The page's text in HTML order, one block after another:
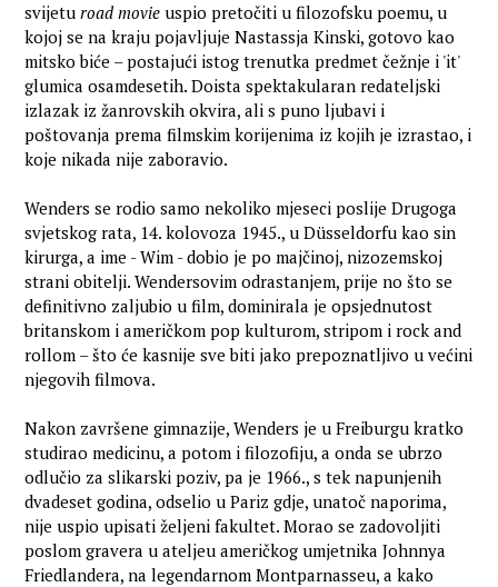
svijeturoad movie uspio pretočiti u filozofsku poemu, u
kojoj se na kraju pojavljuje Nastassja Kinski, gotovo kao
mitsko biće – postajući istog trenutka predmet čežnje i 'it'
glumica osamdesetih. Doista spektakularan redateljski
izlazak iz žanrovskih okvira, ali s puno ljubavi i
poštovanja prema filmskim korijenima iz kojih je izrastao, i
koje nikada nije zaboravio.
Wenders se rodio samo nekoliko mjeseci poslije Drugoga
svjetskog rata, 14. kolovoza 1945., u Düsseldorfu kao sin
kirurga, a ime - Wim - dobio je po majčinoj, nizozemskoj
strani obitelji. Wendersovim odrastanjem, prije no što se
definitivno zaljubio u film, dominirala je opsjednutost
britanskom i američkom pop kulturom, stripom i rock and
rollom – što će kasnije sve biti jako prepoznatljivo u većini
njegovih filmova.
Nakon završene gimnazije, Wenders je u Freiburgu kratko
studirao medicinu, a potom i filozofiju, a onda se ubrzo
odlučio za slikarski poziv, pa je 1966., s tek napunjenih
dvadeset godina, odselio u Pariz gdje, unatoč naporima,
nije uspio upisati željeni fakultet. Morao se zadovoljiti
poslom gravera u ateljeu američkog umjetnika Johnnya
Friedlandera, na legendarnom Montparnasseu, a kako